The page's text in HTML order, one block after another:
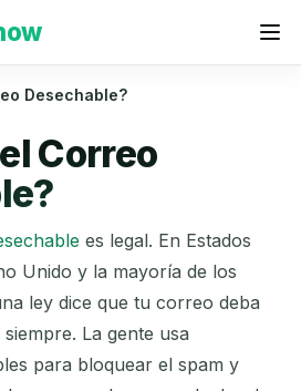
Desechable?
Correo
es legal. En Estados
Unido y la mayoría de los
ley dice que tu correo deba
La gente usa
para bloquear el spam y